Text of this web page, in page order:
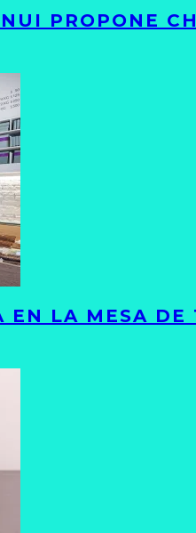
PROPONE
LA MESA DE